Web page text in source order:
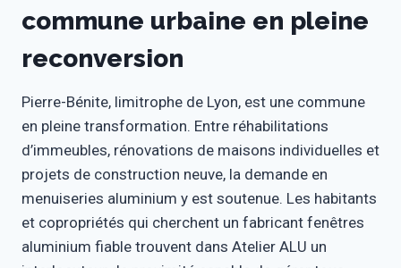
commune urbaine en pleine
reconversion
Pierre-Bénite, limitrophe de Lyon, est une commune
en pleine transformation. Entre réhabilitations
d’immeubles, rénovations de maisons individuelles et
projets de construction neuve, la demande en
menuiseries aluminium y est soutenue. Les habitants
et copropriétés qui cherchent un fabricant fenêtres
aluminium fiable trouvent dans Atelier ALU un